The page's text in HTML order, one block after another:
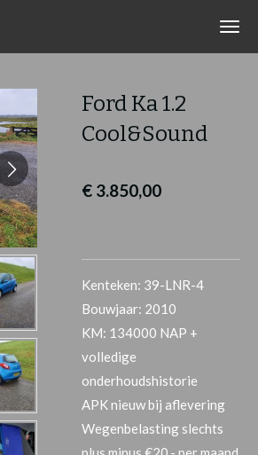
Ford Ka 1.2
Cool&Sound
€ 3.850,00
Kenteken: 39-LNR-4
Bouwjaar: 2010
KM: 134000 NAP +
volledige
onderhoudshistorie
APK nieuw bij aflevering
Wegenbelasting slechts